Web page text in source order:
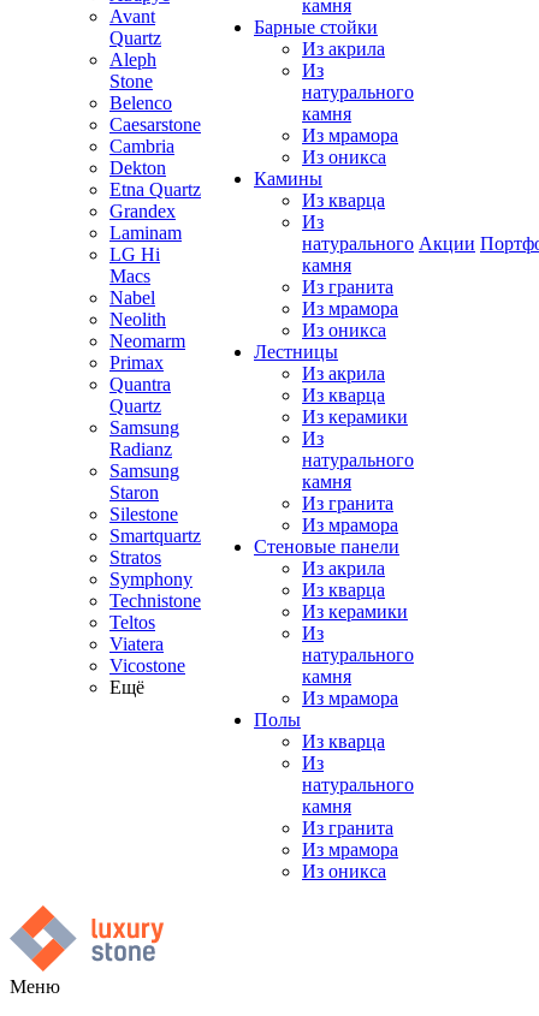
Avant
Quartz
Aleph
Stone
Belenco
Caesarstone
Cambria
Dekton
Etna Quartz
Grandex
Laminam
LG Hi
Macs
Nabel
Neolith
Neomarm
Primax
Quantra
Quartz
Samsung
Radianz
Samsung
Staron
Silestone
Smartquartz
Stratos
Symphony
Technistone
Teltos
Viatera
Vicostone
Ещё
камня
Барные стойки
Из акрила
Из
натурального
камня
Из мрамора
Из оникса
Камины
Из кварца
Из
натурального
камня
Из гранита
Из мрамора
Из оникса
Лестницы
Из акрила
Из кварца
Из керамики
Из
натурального
камня
Из гранита
Из мрамора
Стеновые панели
Из акрила
Из кварца
Из керамики
Из
натурального
камня
Из мрамора
Полы
Из кварца
Из
натурального
камня
Из гранита
Из мрамора
Из оникса
Акции
Меню